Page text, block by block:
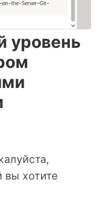
уровень
вы хотите